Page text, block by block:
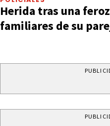
Herida tras una
familiares de su